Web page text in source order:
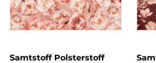
Samtstoff Polsterstoff